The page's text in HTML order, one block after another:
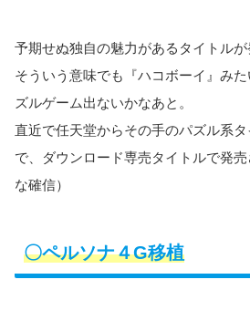
予期せぬ独自の魅力があるタイトルが
そういう意味でも『ハコボーイ』み
ズルゲーム出ないかなあと。
直近で任天堂からその手のパズル系
で、ダウンロード専売タイトルで発
な確信）
〇ペルソナ４G移植